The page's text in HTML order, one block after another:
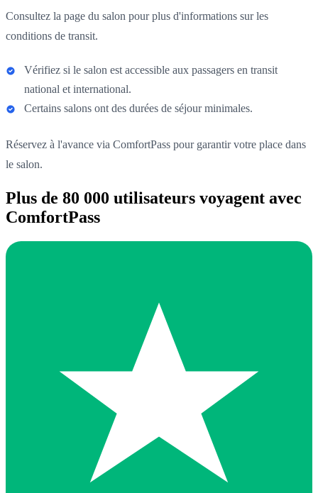
Consultez la page du salon pour plus d'informations sur les
conditions de transit.
Vérifiez si le salon est accessible aux passagers en transit
national et international.
Certains salons ont des durées de séjour minimales.
Réservez à l'avance via ComfortPass pour garantir votre place dans
le salon.
Plus de 80 000 utilisateurs voyagent avec
ComfortPass